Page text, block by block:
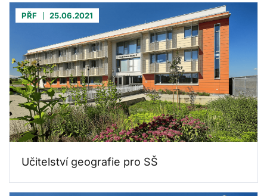
PŘF 25.06.2021
Učitelství geografie pro SŠ